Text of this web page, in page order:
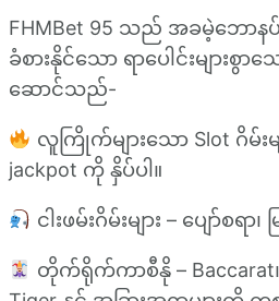
FHMBet 95 သည် အခမဲ့ဘော
ခံစားနိုင်သော ရာပေါင်းများစွာသ
ဆောင်သည်-
လူကြိုက်များသော Slot ဂိမ်းမ
jackpot ကို နှိပ်ပါ။
ငါးဖမ်းဂိမ်းများ – ပျော်စရ
တိုက်ရိုက်ကာစီနို – Baccarat၊